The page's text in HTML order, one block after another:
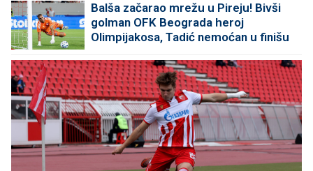
Balša začarao mrežu u Pireju! Bivši
golman OFK Beograda heroj
Olimpijakosa, Tadić nemoćan u finišu